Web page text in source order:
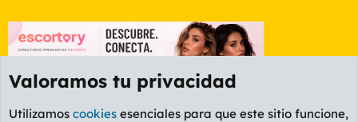
Valoramos tu privacidad
Utilizamos cookies esenciales para que este sitio funcione,